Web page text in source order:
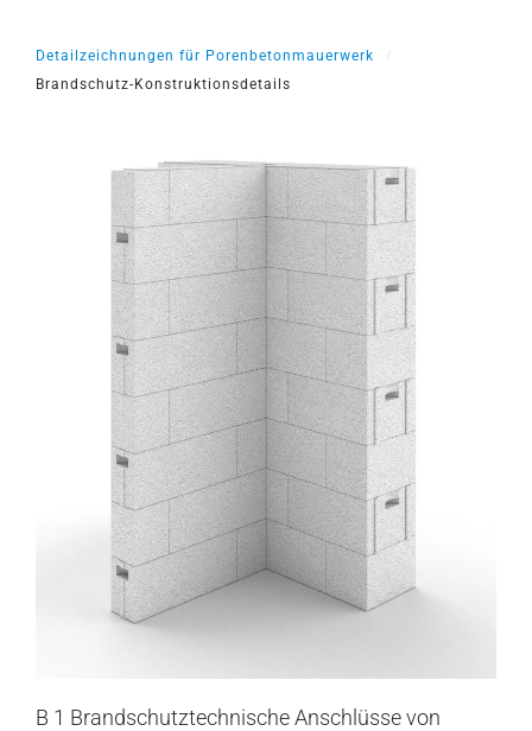
Detailzeichnungen für Porenbetonmauerwerk
Brandschutz-Konstruktionsdetails
B 1 Brandschutztechnische Anschlüsse von